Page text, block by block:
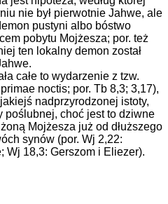
nie był pierwotnie Jahwe, ale
pustyni albo bóstwo
pobytu Mojżesza; por. też
ten lokalny demon został
całe to wydarzenie z tzw.
noctis; por. Tb 8,3; 3,17),
nadprzyrodzonej istoty,
poślubnej, choć jest to dziwne
Mojżesza już od dłuższego
synów (por. Wj 2,22:
Wj 18,3: Gerszom i Eliezer).